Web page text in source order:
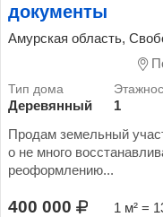
документы
Амурская область,
Деревянный 1
Продам земельный
о не много
реоформлению...
400 000 1 м² =